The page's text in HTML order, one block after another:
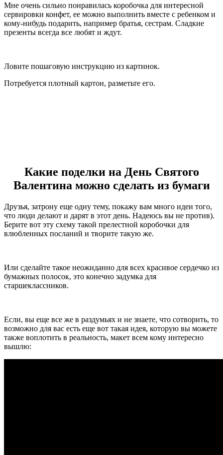
Мне очень сильно понравилась коробочка для интересной
сервировки конфет, ее можно выполнить вместе с ребенком и
кому-нибудь подарить, например братья, сестрам. Сладкие
презенты всегда все любят и ждут.
Ловите пошаговую инструкцию из картинок.
Потребуется плотный картон, разметьте его.
Какие поделки на День Святого
Валентина можно сделать из бумаги
Друзья, затрону еще одну тему, покажу вам много идеи того,
что люди делают и дарят в этот день. Надеюсь вы не против).
Берите вот эту схему такой прелестной коробочки для
влюбленных посланий и творите такую же.
Или сделайте такое неожиданно для всех красивое сердечко из
бумажных полосок, это конечно задумка для
старшеклассников.
Если, вы еще все же в раздумьях и не знаете, что сотворить, то
возможно для вас есть еще вот такая идея, которую вы можете
также воплотить в реальность, макет всем кому интересно
вышлю: